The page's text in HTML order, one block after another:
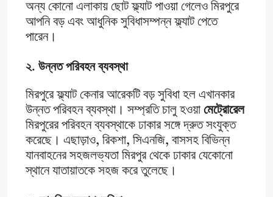
অন্য কোনো এলাকায় ছোট ফ্ল্যাট পাওয়া গেলেও মিরপুরে
আপনি বড় এবং আধুনিক সুবিধাসম্পন্ন ফ্ল্যাট পেতে
পারেন।
২. উন্নত পরিবহন ব্যবস্থা
মিরপুরে ফ্ল্যাট কেনার আরেকটি বড় সুবিধা হল এখানকার
উন্নত পরিবহন ব্যবস্থা। সম্প্রতি চালু হওয়া মেট্রোরেল
মিরপুরের পরিবহন ব্যবস্থাকে ঢাকার সঙ্গে দ্রুত সংযুক্ত
করেছে। এছাড়াও, রিকশা, সিএনজি, বাসসহ বিভিন্ন
যানবাহনের সহজলভ্যতা মিরপুর থেকে ঢাকার যেকোনো
স্থানে যাতায়াতকে সহজ করে তুলেছে।